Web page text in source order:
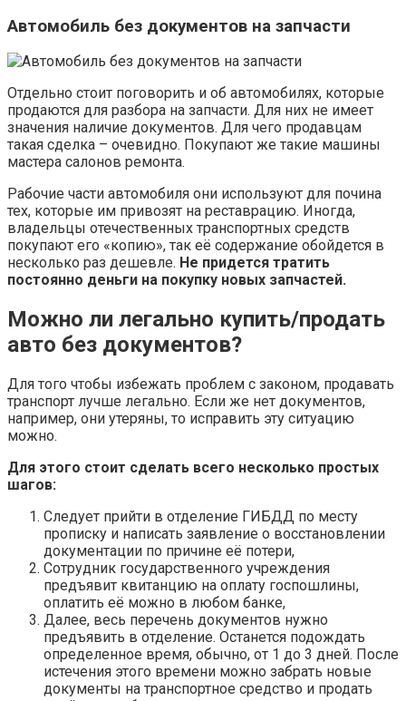
Автомобиль без документов на запчасти
Отдельно стоит поговорить и об автомобилях, которые
продаются для разбора на запчасти. Для них не имеет
значения наличие документов. Для чего продавцам
такая сделка – очевидно. Покупают же такие машины
мастера салонов ремонта.
Рабочие части автомобиля они используют для почина
тех, которые им привозят на реставрацию. Иногда,
владельцы отечественных транспортных средств
покупают его «копию», так её содержание обойдется в
несколько раз дешевле. Не придется тратить
постоянно деньги на покупку новых запчастей.
Можно ли легально купить/продать
авто без документов?
Для того чтобы избежать проблем с законом, продавать
транспорт лучше легально. Если же нет документов,
например, они утеряны, то исправить эту ситуацию
можно.
Для этого стоит сделать всего несколько простых
шагов:
Следует прийти в отделение ГИБДД по месту
прописку и написать заявление о восстановлении
документации по причине её потери,
Сотрудник государственного учреждения
предъявит квитанцию на оплату госпошлины,
оплатить её можно в любом банке,
Далее, весь перечень документов нужно
предъявить в отделение. Останется подождать
определенное время, обычно, от 1 до 3 дней. После
истечения этого времени можно забрать новые
документы на транспортное средство и продать